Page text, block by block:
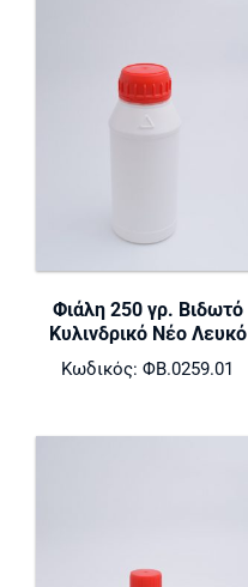
Φιάλη 250 γρ. Βιδωτό
Κυλινδρικό Νέο Λευκό
Κωδικός: ΦΒ.0259.01